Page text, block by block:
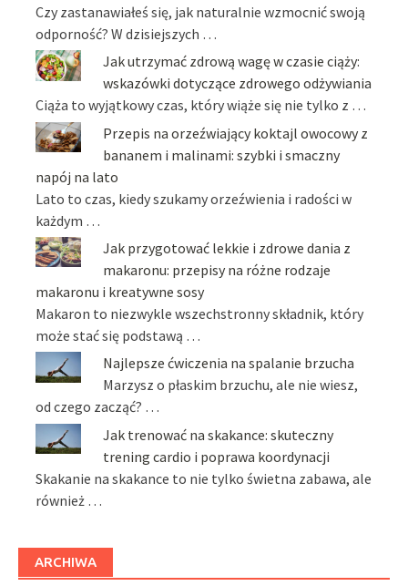
Czy zastanawiałeś się, jak naturalnie wzmocnić swoją
odporność? W dzisiejszych …
Jak utrzymać zdrową wagę w czasie ciąży:
wskazówki dotyczące zdrowego odżywiania
Ciąża to wyjątkowy czas, który wiąże się nie tylko z …
Przepis na orzeźwiający koktajl owocowy z
bananem i malinami: szybki i smaczny
napój na lato
Lato to czas, kiedy szukamy orzeźwienia i radości w
każdym …
Jak przygotować lekkie i zdrowe dania z
makaronu: przepisy na różne rodzaje
makaronu i kreatywne sosy
Makaron to niezwykle wszechstronny składnik, który
może stać się podstawą …
Najlepsze ćwiczenia na spalanie brzucha
Marzysz o płaskim brzuchu, ale nie wiesz,
od czego zacząć? …
Jak trenować na skakance: skuteczny
trening cardio i poprawa koordynacji
Skakanie na skakance to nie tylko świetna zabawa, ale
również …
ARCHIWA